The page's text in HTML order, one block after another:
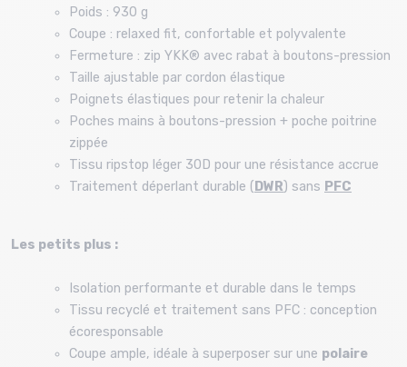
Poids : 930 g
Coupe : relaxed fit, confortable et polyvalente
Fermeture : zip YKK® avec rabat à boutons-pression
Taille ajustable par cordon élastique
Poignets élastiques pour retenir la chaleur
Poches mains à boutons-pression + poche poitrine
zippée
Tissu ripstop léger 30D pour une résistance accrue
Traitement déperlant durable ( DWR) sans PFC
Les petits plus :
Isolation performante et durable dans le temps
Tissu recyclé et traitement sans PFC : conception
écoresponsable
Coupe ample, idéale à superposer sur une polaire